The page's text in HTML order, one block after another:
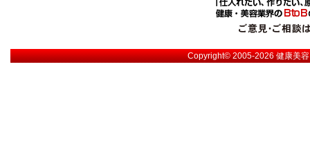
Copyright© 2005-2026健康美